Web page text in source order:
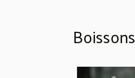
Boissons